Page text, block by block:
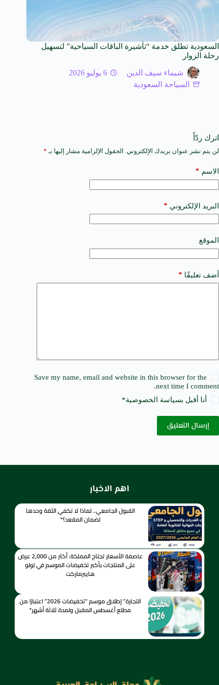
السعودية تطلق خدمة “تأشيرة الباقات السياحية” لتسهيل
رحلة الزوار
شيماء سيف الدين
6 يوليو 2026
السياحة السعودية
اترك ردّاً
لن يتم نشر عنوان بريدك الإلكتروني. الحقول الإلزامية مشار إليها بـ *
الاسم *
البريد الإلكتروني *
الموقع
أضف تعليقًا *
Save my name, email and website in this browser for the
next time I comment.
أنا أقبل بسياسة الخصوصية*
إرسال التعليق
A
t
e
a
t
i
e
:
اهم الاخبار
القبول الجامعي.. لماذا لا تكفي الثقة وحدها
لضمان المقعد؟*
عاصفة الأسعار تجتاح المملكة: أكثر من 2,000 عرض
على المنتجات بأكبر تخفيضات الموسم في لولو
هايبرماركت
التجارة” إطلاق موسم “تخفيضات 2026” اعتبارًا من
مطلع أغسطس المقبل ولمدة ثلاثة أشهر*